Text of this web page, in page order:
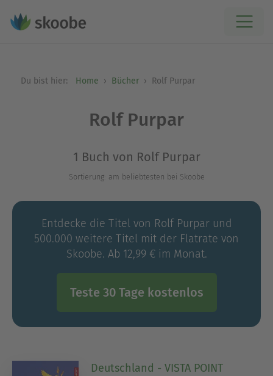
Du bist hier: Home Bücher Rolf Purpar
Rolf Purpar
1 Buch von Rolf Purpar
Sortierung: am beliebtesten bei Skoobe
Entdecke die Titel von Rolf Purpar und
500.000 weitere Titel mit der Flatrate von
Skoobe. Ab 12,99 € im Monat.
Teste 30 Tage kostenlos
Deutschland - VISTA POINT